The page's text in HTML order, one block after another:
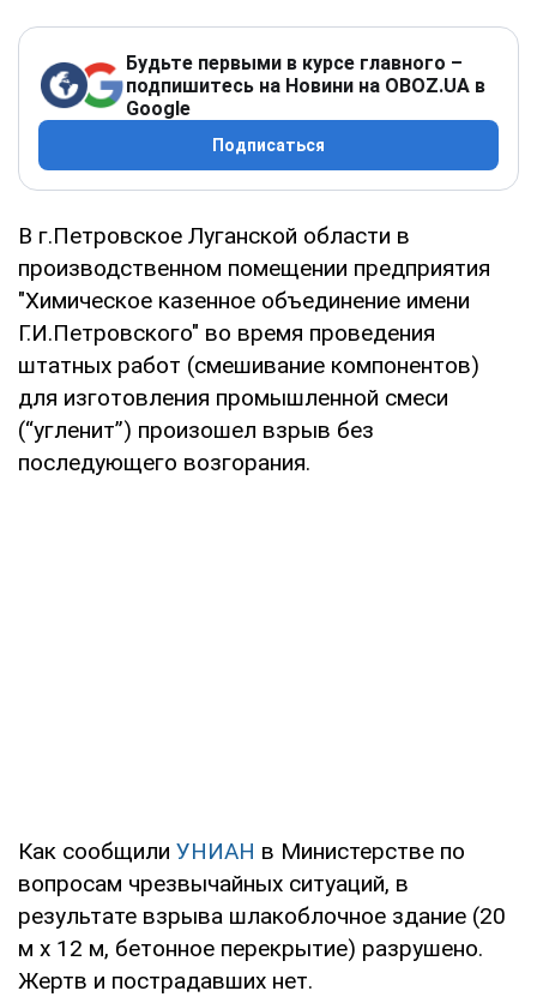
Будьте первыми в курсе главного –
подпишитесь на Новини на OBOZ.UA в
Google
Подписаться
В г.Петровское Луганской области в
производственном помещении предприятия
"Химическое казенное объединение имени
Г.И.Петровского" во время проведения
штатных работ (смешивание компонентов)
для изготовления промышленной смеси
(“угленит”) произошел взрыв без
последующего возгорания.
Как сообщили УНИАН в Министерстве по
вопросам чрезвычайных ситуаций, в
результате взрыва шлакоблочное здание (20
м х 12 м, бетонное перекрытие) разрушено.
Жертв и пострадавших нет.